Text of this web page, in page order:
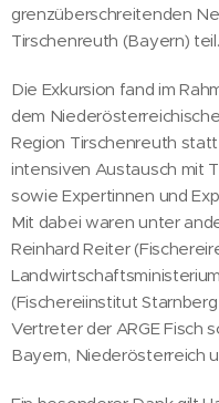
grenzüberschreitenden
Tirschenreuth (Bayern) teil.
Die Exkursion fand im
dem
Region Tirschenreuth
intensiven Austausch mit
sowie Expertinnen und
Mit dabei waren unter
Reinhard Reiter
(Fischereiinstitut
Vertreter der ARGE Fisch
Bayern, Niederösterreich